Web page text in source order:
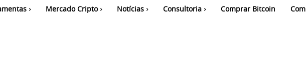
Mercado Cripto Notícias Consultoria Comprar Bitcoin